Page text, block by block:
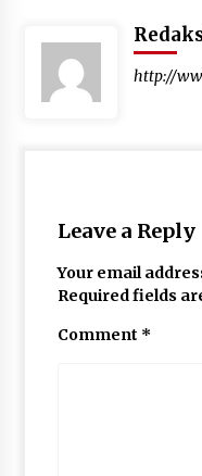
http://
Leave a Reply
Your email
Required fields
Comment *